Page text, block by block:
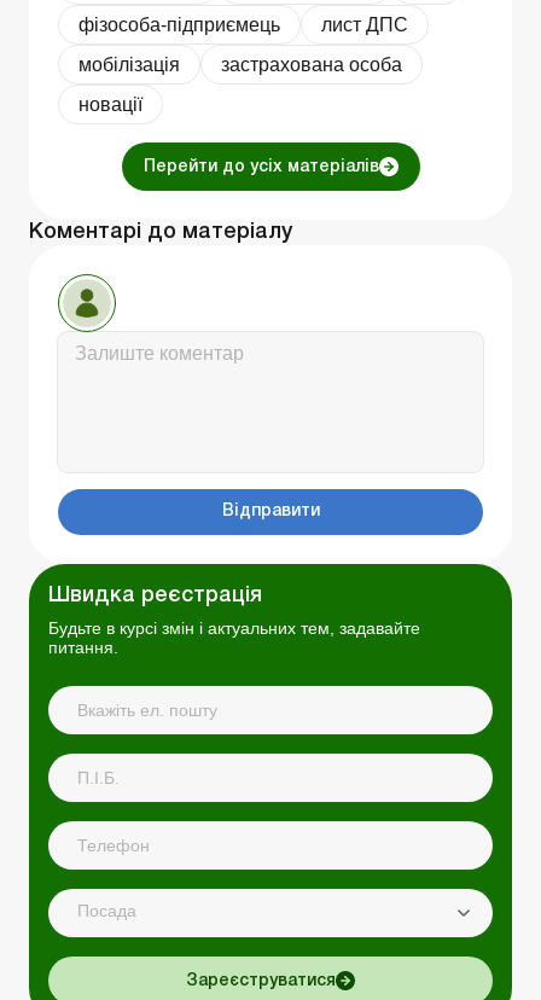
фізособа-підприємець
лист ДПС
мобілізація
застрахована особа
новації
Перейти до усіх матеріалів
Коментарі до матеріалу
Відправити
Швидка реєстрація
Будьте в курсі змін і актуальних тем, задавайте
питання.
Посада
Зареєструватися